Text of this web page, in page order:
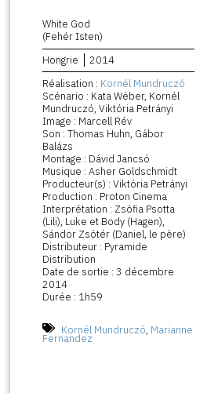
White God
(Fehér Isten)
Hongrie
2014
Réalisation : Kornél Mundruczó
Scénario : Kata Wéber, Kornél
Mundruczó, Viktória Petrányi
Image : Marcell Rév
Son : Thomas Huhn, Gábor
Balázs
Montage : Dávid Jancsó
Musique : Asher Goldschmidt
Producteur(s) : Viktória Petrányi
Production : Proton Cinema
Interprétation : Zsófia Psotta
(Lili), Luke et Body (Hagen),
Sándor Zsótér (Daniel, le père)
Distributeur : Pyramide
Distribution
Date de sortie : 3 décembre
2014
Durée : 1h59
Kornél Mundruczó, Marianne
Fernandez